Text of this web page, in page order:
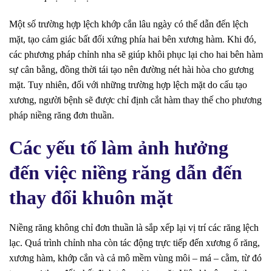
Một số trường hợp lệch khớp cắn lâu ngày có thể dẫn đến lệch
mặt, tạo cảm giác bất đối xứng phía hai bên xương hàm. Khi đó,
các phương pháp chỉnh nha sẽ giúp khôi phục lại cho hai bên hàm
sự cân bằng, đồng thời tái tạo nên đường nét hài hòa cho gương
mặt. Tuy nhiên, đối với những trường hợp lệch mặt do cấu tạo
xương, người bệnh sẽ được chỉ định cắt hàm thay thế cho phương
pháp niềng răng đơn thuần.
Các yếu tố làm ảnh hưởng
đến việc niềng răng dẫn đến
thay đổi khuôn mặt
Niềng răng không chỉ đơn thuần là sắp xếp lại vị trí các răng lệch
lạc. Quá trình chỉnh nha còn tác động trực tiếp đến xương ổ răng,
xương hàm, khớp cắn và cả mô mềm vùng môi – má – cằm, từ đó